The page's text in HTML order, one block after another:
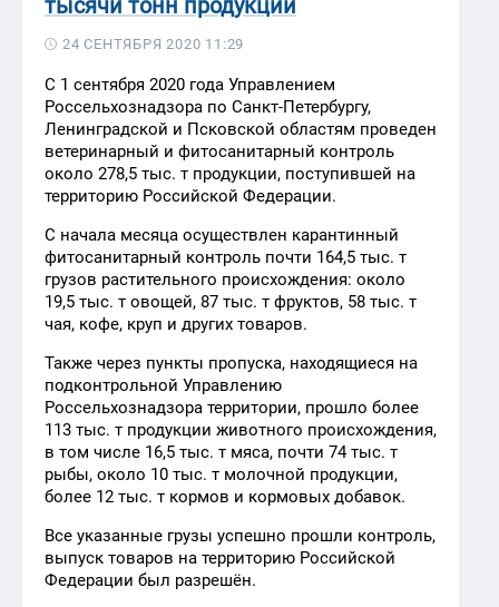
тысячи тонн продукции
24 СЕНТЯБРЯ 2020 11:29
С 1 сентября 2020 года Управлением
Россельхознадзора по Санкт-Петербургу,
Ленинградской и Псковской областям проведен
ветеринарный и фитосанитарный контроль
около 278,5 тыс. т продукции, поступившей на
территорию Российской Федерации.
С начала месяца осуществлен карантинный
фитосанитарный контроль почти 164,5 тыс. т
грузов растительного происхождения: около
19,5 тыс. т овощей, 87 тыс. т фруктов, 58 тыс. т
чая, кофе, круп и других товаров.
Также через пункты пропуска, находящиеся на
подконтрольной Управлению
Россельхознадзора территории, прошло более
113 тыс. т продукции животного происхождения,
в том числе 16,5 тыс. т мяса, почти 74 тыс. т
рыбы, около 10 тыс. т молочной продукции,
более 12 тыс. т кормов и кормовых добавок.
Все указанные грузы успешно прошли контроль,
выпуск товаров на территорию Российской
Федерации был разрешён.